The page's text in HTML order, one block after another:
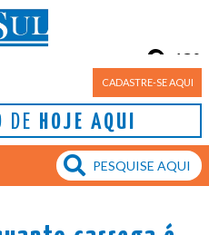
CADASTRE-SE AQUI
DE HOJE AQUI
Porto Alegre
13°